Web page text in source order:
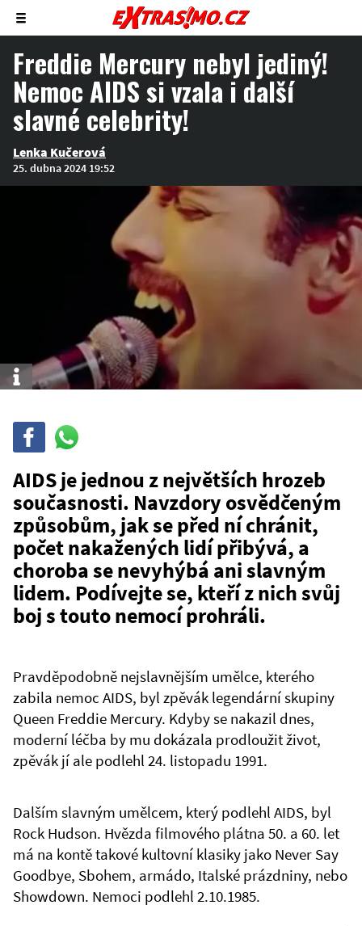
Zobrazit/skrýt
menu
Freddie Mercury nebyl jediný!
Nemoc AIDS si vzala i další
slavné celebrity!
Lenka Kučerová
25. dubna 2024 19:52
Info
Sdílej
WhatsAppu
AIDS je jednou z největších hrozeb
současnosti. Navzdory osvědčeným
způsobům, jak se před ní chránit,
počet nakažených lidí přibývá, a
choroba se nevyhýbá ani slavným
lidem. Podívejte se, kteří z nich svůj
boj s touto nemocí prohráli.
Pravděpodobně nejslavnějším umělce, kterého
zabila nemoc AIDS, byl zpěvák legendární skupiny
Queen Freddie Mercury. Kdyby se nakazil dnes,
moderní léčba by mu dokázala prodloužit život,
zpěvák jí ale podlehl 24. listopadu 1991.
Dalším slavným umělcem, který podlehl AIDS, byl
Rock Hudson. Hvězda filmového plátna 50. a 60. let
má na kontě takové kultovní klasiky jako Never Say
Goodbye, Sbohem, armádo, Italské prázdniny, nebo
Showdown. Nemoci podlehl 2.10.1985.